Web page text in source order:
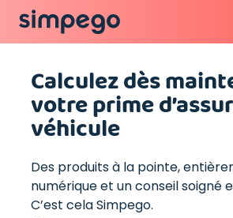
Calculez dès
votre prime
véhicule
Des produits à la pointe,
numérique et un conseil soigné
C’est cela Simpego.